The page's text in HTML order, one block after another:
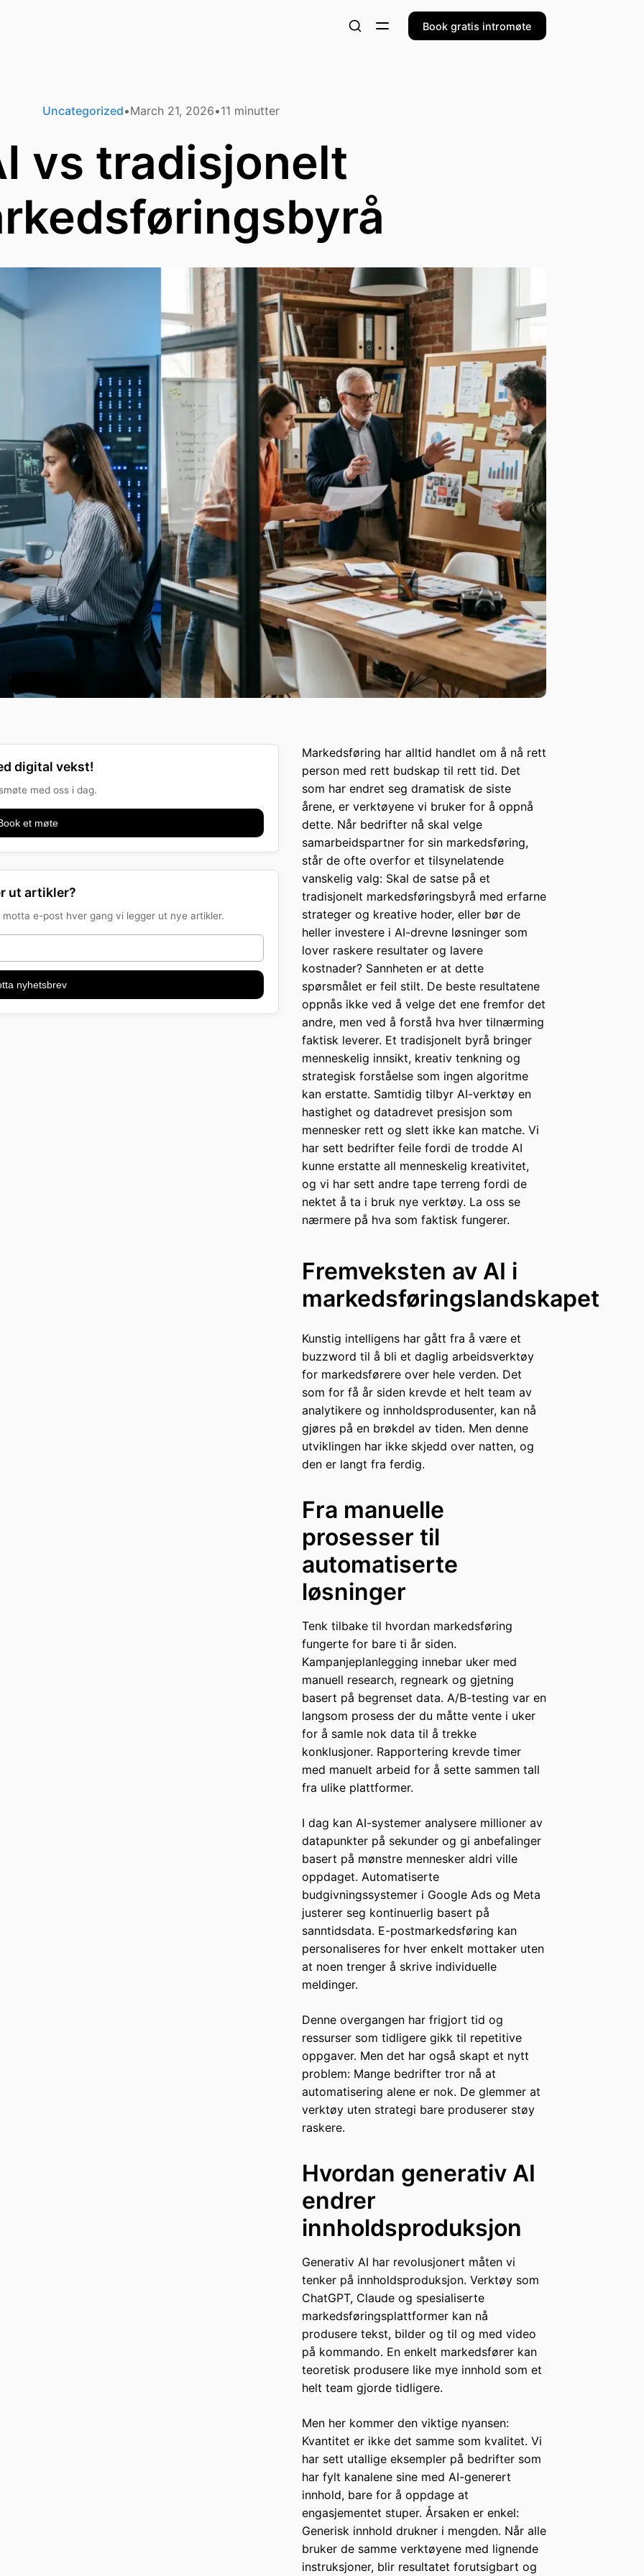
Book gratis intromøte
Uncategorized March 21, 2026 11 minutter
vs tradisjonelt
digital vekst!
med oss i dag.
et møte
ut artikler?
e-post hver gang vi legger ut nye artikler.
nyhetsbrev
Markedsføring har alltid handlet om å nå rett
person med rett budskap til rett tid. Det
som har endret seg dramatisk de siste
årene, er verktøyene vi bruker for å oppnå
dette. Når bedrifter nå skal velge
samarbeidspartner for sin markedsføring,
står de ofte overfor et tilsynelatende
vanskelig valg: Skal de satse på et
tradisjonelt markedsføringsbyrå med erfarne
strateger og kreative hoder, eller bør de
heller investere i AI-drevne løsninger som
lover raskere resultater og lavere
kostnader? Sannheten er at dette
spørsmålet er feil stilt. De beste resultatene
oppnås ikke ved å velge det ene fremfor det
andre, men ved å forstå hva hver tilnærming
faktisk leverer. Et tradisjonelt byrå bringer
menneskelig innsikt, kreativ tenkning og
strategisk forståelse som ingen algoritme
kan erstatte. Samtidig tilbyr AI-verktøy en
hastighet og datadrevet presisjon som
mennesker rett og slett ikke kan matche. Vi
har sett bedrifter feile fordi de trodde AI
kunne erstatte all menneskelig kreativitet,
og vi har sett andre tape terreng fordi de
nektet å ta i bruk nye verktøy. La oss se
nærmere på hva som faktisk fungerer.
Fremveksten av AI i
markedsføringslandskapet
Kunstig intelligens har gått fra å være et
buzzword til å bli et daglig arbeidsverktøy
for markedsførere over hele verden. Det
som for få år siden krevde et helt team av
analytikere og innholdsprodusenter, kan nå
gjøres på en brøkdel av tiden. Men denne
utviklingen har ikke skjedd over natten, og
den er langt fra ferdig.
Fra manuelle
prosesser til
automatiserte
løsninger
Tenk tilbake til hvordan markedsføring
fungerte for bare ti år siden.
Kampanjeplanlegging innebar uker med
manuell research, regneark og gjetning
basert på begrenset data. A/B-testing var en
langsom prosess der du måtte vente i uker
for å samle nok data til å trekke
konklusjoner. Rapportering krevde timer
med manuelt arbeid for å sette sammen tall
fra ulike plattformer.
I dag kan AI-systemer analysere millioner av
datapunkter på sekunder og gi anbefalinger
basert på mønstre mennesker aldri ville
oppdaget. Automatiserte
budgivningssystemer i Google Ads og Meta
justerer seg kontinuerlig basert på
sanntidsdata. E-postmarkedsføring kan
personaliseres for hver enkelt mottaker uten
at noen trenger å skrive individuelle
meldinger.
Denne overgangen har frigjort tid og
ressurser som tidligere gikk til repetitive
oppgaver. Men det har også skapt et nytt
problem: Mange bedrifter tror nå at
automatisering alene er nok. De glemmer at
verktøy uten strategi bare produserer støy
raskere.
Hvordan generativ AI
endrer
innholdsproduksjon
Generativ AI har revolusjonert måten vi
tenker på innholdsproduksjon. Verktøy som
ChatGPT, Claude og spesialiserte
markedsføringsplattformer kan nå
produsere tekst, bilder og til og med video
på kommando. En enkelt markedsfører kan
teoretisk produsere like mye innhold som et
helt team gjorde tidligere.
Men her kommer den viktige nyansen:
Kvantitet er ikke det samme som kvalitet. Vi
har sett utallige eksempler på bedrifter som
har fylt kanalene sine med AI-generert
innhold, bare for å oppdage at
engasjementet stuper. Årsaken er enkel:
Generisk innhold drukner i mengden. Når alle
bruker de samme verktøyene med lignende
instruksjoner, blir resultatet forutsigbart og